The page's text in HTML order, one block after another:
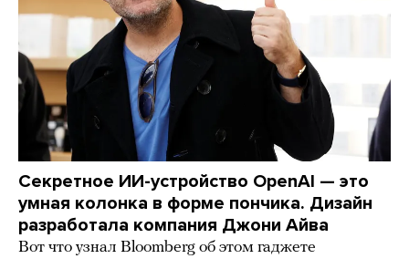
Секретное ИИ-устройство OpenAI — это
умная колонка в форме пончика. Дизайн
разработала компания Джони Айва
Вот что узнал Bloomberg об этом гаджете